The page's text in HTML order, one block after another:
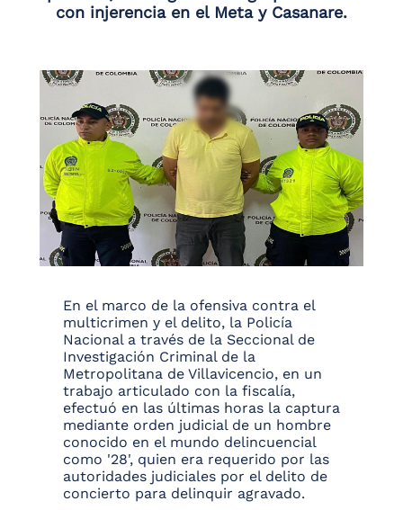
con injerencia en el Meta y Casanare.
En el marco de la ofensiva contra el
multicrimen y el delito, la Policía
Nacional a través de la Seccional de
Investigación Criminal de la
Metropolitana de Villavicencio, en un
trabajo articulado con la fiscalía,
efectuó en las últimas horas la captura
mediante orden judicial de un hombre
conocido en el mundo delincuencial
como '28', quien era requerido por las
autoridades judiciales por el delito de
concierto para delinquir agravado.